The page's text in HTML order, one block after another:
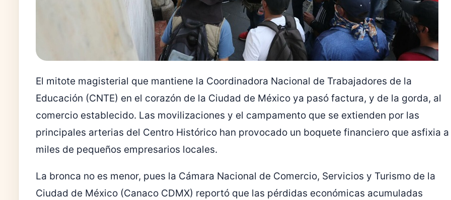
El mitote magisterial que mantiene la Coordinadora Nacional de Trabajadores de la
Educación (CNTE) en el corazón de la Ciudad de México ya pasó factura, y de la gorda, al
comercio establecido. Las movilizaciones y el campamento que se extienden por las
principales arterias del Centro Histórico han provocado un boquete financiero que asfixia a
miles de pequeños empresarios locales.
La bronca no es menor, pues la Cámara Nacional de Comercio, Servicios y Turismo de la
Ciudad de México (Canaco CDMX) reportó que las pérdidas económicas acumuladas